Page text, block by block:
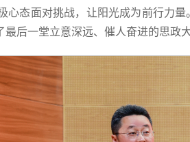
心态面对挑战，让阳光成为前行力
后一堂立意深远、催人奋进的思政大